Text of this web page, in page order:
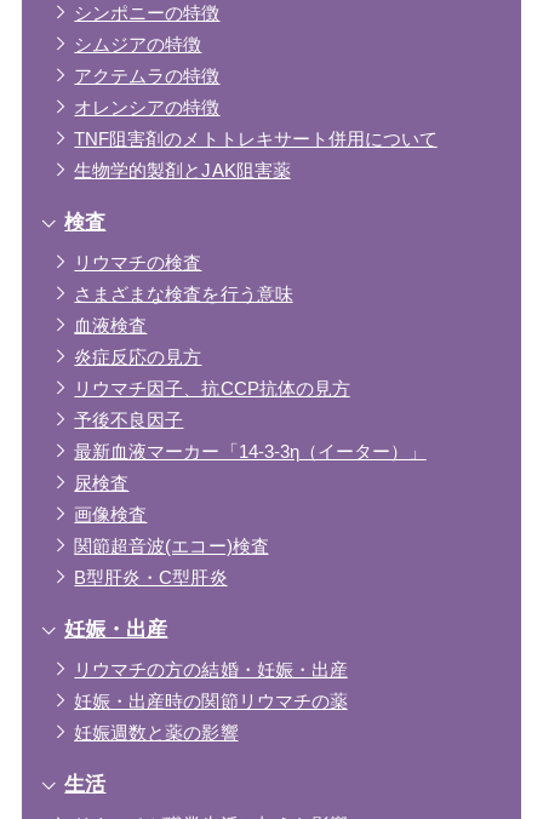
シンポニーの特徴
シムジアの特徴
アクテムラの特徴
オレンシアの特徴
TNF阻害剤のメトトレキサート併用について
生物学的製剤とJAK阻害薬
検査
リウマチの検査
さまざまな検査を行う意味
血液検査
炎症反応の見方
リウマチ因子、抗CCP抗体の見方
予後不良因子
最新血液マーカー「14-3-3η（イーター）」
尿検査
画像検査
関節超音波(エコー)検査
B型肝炎・C型肝炎
妊娠・出産
リウマチの方の結婚・妊娠・出産
妊娠・出産時の関節リウマチの薬
妊娠週数と薬の影響
生活